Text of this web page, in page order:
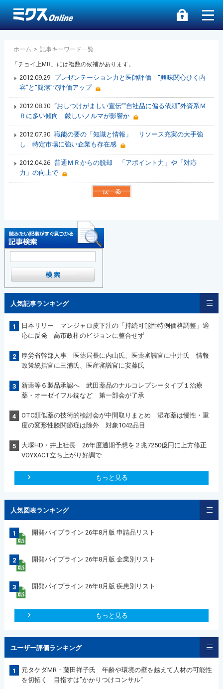
ホーム > 記事キーワード一覧
「チョイ上MR」には複数の候補があります。
2012.09.29
プレゼンテーション力と医師評価 “興味関心ひく内
容”と“簡潔”で評価アップ
2012.08.30 “おしつけがましい宣伝”“自社品に偏る依頼”外資系Ｍ
Ｒに多い傾向 厳しいノルマが影響か
2012.07.30 職能の要の「知識と情報」 リソース充実の大手強
し 特定市場に強い企業も存在感
2012.04.26 普通ＭＲからの脱却 「アポイント力」や「対応
力」の向上で
人気記事ランキング
1
日本リリー マンジャロ皮下注の「持続可能性特例価格調整」適
応に反発 高市政権のビジョンに整合せず
2
厚労省幹部人事 医薬局長に内山氏、医薬審議官に中井氏 情報
政策統括官に三浦氏、医産審議官に安藤氏
3
新薬等６製品承認へ 武田薬品のナルコレプシータイプ１治療
薬・オーゼイフル錠など 第一部会が了承
4
OTC類似薬の技術的検討会が中間取りまとめ 湿布薬は慢性・重
度の変形性膝関節症は除外 対象1042品目
5
大塚HD・井上社長 26年度通期予想を２兆7250億円に上方修正
VOYXACT立ち上がり好調で
もっと見る
人気図表ランキング
1 開発パイプライン 26年8月版 申請品リスト
2 開発パイプライン 26年8月版 企業別リスト
3 開発パイプライン 26年8月版 疾患別リスト
もっと見る
ユーザー評価ランキング
1
元タケダMR・藤田祥子氏 年齢や環境の壁を越えて人材の可能性
を切拓く 目指すは”かかりつけコンサル“